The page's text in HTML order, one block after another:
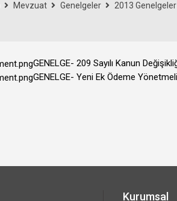
Mevzuat Genelgeler 2013 Genelgeler
GENELGE- 209 Sayılı Kanun
GENELGE- Yeni Ek Ödeme
Kurumsal